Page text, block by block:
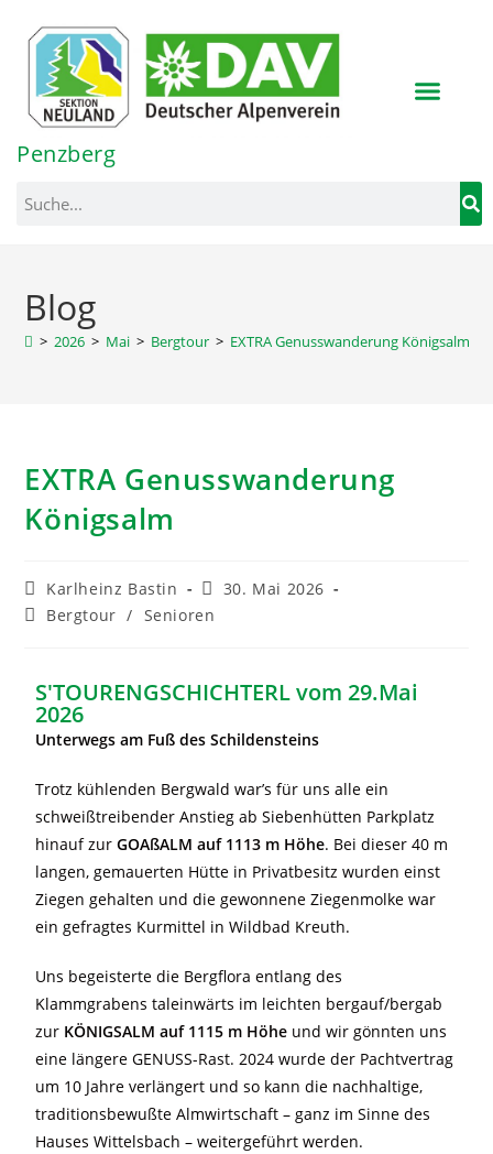
springen
Penzberg
Blog
> 2026 > Mai > Bergtour > EXTRA Genusswanderung Königsalm
EXTRA Genusswanderung
Königsalm
Karlheinz Bastin
30. Mai 2026
Bergtour / Senioren
S'TOURENGSCHICHTERL vom 29.Mai
2026
Unterwegs am Fuß des Schildensteins
Trotz kühlenden Bergwald war’s für uns alle ein
schweißtreibender Anstieg ab Siebenhütten Parkplatz
hinauf zurGOAßALM auf 1113 m Höhe. Bei dieser 40 m
langen, gemauerten Hütte in Privatbesitz wurden einst
Ziegen gehalten und die gewonnene Ziegenmolke war
ein gefragtes Kurmittel in Wildbad Kreuth.
Uns begeisterte die Bergflora entlang des
Klammgrabens taleinwärts im leichten bergauf/bergab
zur KÖNIGSALM auf 1115 m Höhe und wir gönnten uns
eine längere GENUSS-Rast. 2024 wurde der Pachtvertrag
um 10 Jahre verlängert und so kann die nachhaltige,
traditionsbewußte Almwirtschaft – ganz im Sinne des
Hauses Wittelsbach – weitergeführt werden.